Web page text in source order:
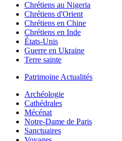
Chrétiens au Nigeria
Chrétiens d'Orient
Chrétiens en Chine
Chrétiens en Inde
États-Unis
Guerre en Ukraine
Terre sainte
Patrimoine Actualités
Archéologie
Cathédrales
Mécénat
Notre-Dame de Paris
Sanctuaires